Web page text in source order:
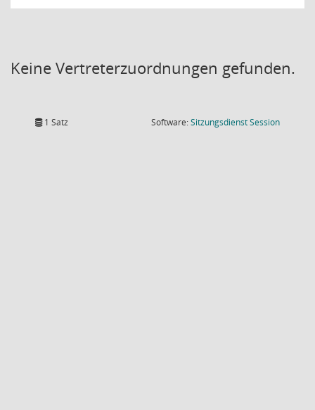
Keine Vertreterzuordnungen gefunden.
1 Satz Software:SitzungsdienstSession(Wird in